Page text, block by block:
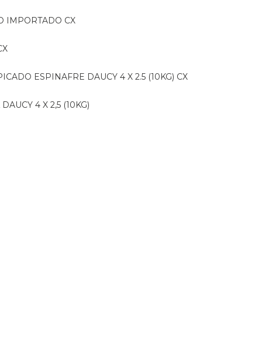
IMPORTADO CX
PICADO ESPINAFRE DAUCY 4 X 2.5 (10KG) CX
4 X 2,5 (10KG)